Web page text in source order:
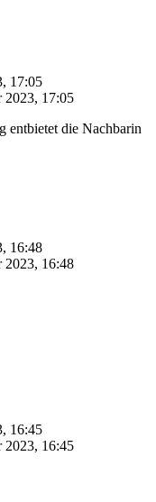
17:05
2023, 17:05
entbietet die Nachbarin
16:48
2023, 16:48
16:45
2023, 16:45